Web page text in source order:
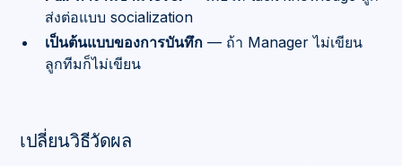
ส่งต่อแบบ socialization
เป็นต้นแบบของการบันทึก — ถ้า Manager ไม่เขียน
ลูกทีมก็ไม่เขียน
เปลี่ยนวิธีวัดผล